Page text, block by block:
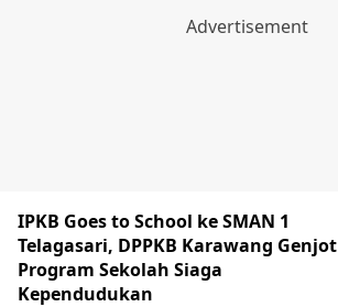
IPKB Goes to School ke SMAN 1
Telagasari, DPPKB Karawang Genjot
Program Sekolah Siaga
Kependudukan